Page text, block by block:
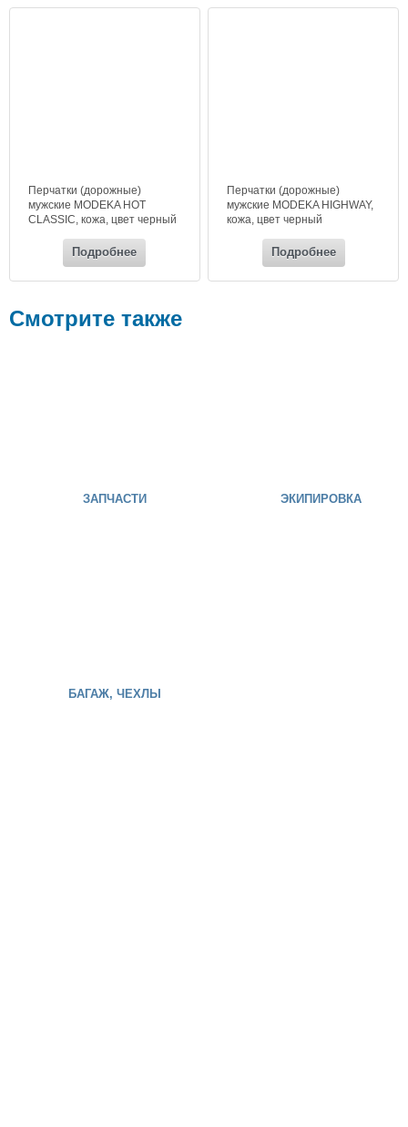
Перчатки (дорожные)
мужские MODEKA HOT
CLASSIC, кожа, цвет черный
Подробнее
Перчатки (дорожные)
мужские MODEKA HIGHWAY,
кожа, цвет черный
Подробнее
Смотрите также
ЗАПЧАСТИ ЭКИПИРОВКА
БАГАЖ, ЧЕХЛЫ